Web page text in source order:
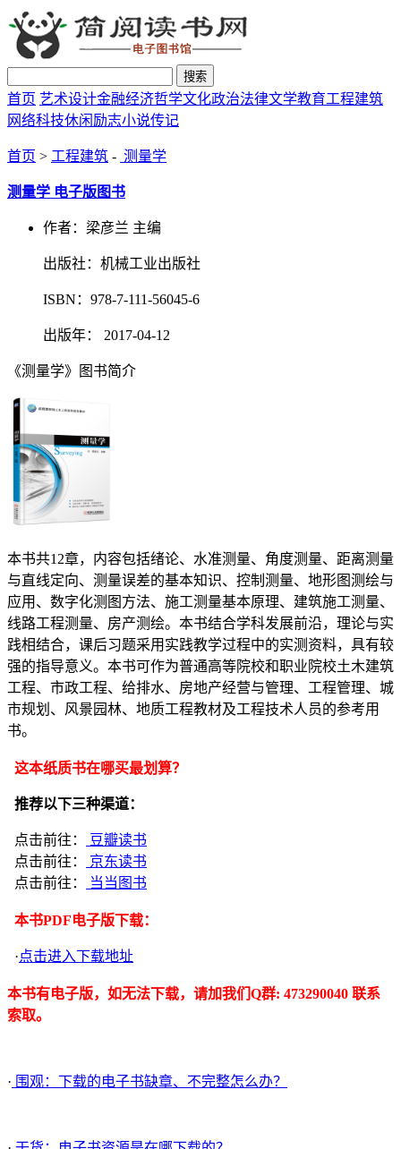
搜索
首页 艺术设计金融经济哲学文化政治法律文学教育工程建筑
网络科技休闲励志小说传记
首页 > 工程建筑 - 测量学
测量学 电子版图书
作者：梁彦兰 主编
出版社：机械工业出版社
ISBN：978-7-111-56045-6
出版年： 2017-04-12
《测量学》图书简介
本书共12章，内容包括绪论、水准测量、角度测量、距离测量
与直线定向、测量误差的基本知识、控制测量、地形图测绘与
应用、数字化测图方法、施工测量基本原理、建筑施工测量、
线路工程测量、房产测绘。本书结合学科发展前沿，理论与实
践相结合，课后习题采用实践教学过程中的实测资料，具有较
强的指导意义。本书可作为普通高等院校和职业院校土木建筑
工程、市政工程、给排水、房地产经营与管理、工程管理、城
市规划、风景园林、地质工程教材及工程技术人员的参考用
书。
这本纸质书在哪买最划算？
推荐以下三种渠道：
点击前往：
豆瓣读书
点击前往：
京东读书
点击前往：
当当图书
本书PDF电子版下载：
·点击进入下载地址
本书有电子版，如无法下载，请加我们Q群: 473290040 联系
索取。
· 围观：下载的电子书缺章、不完整怎么办？